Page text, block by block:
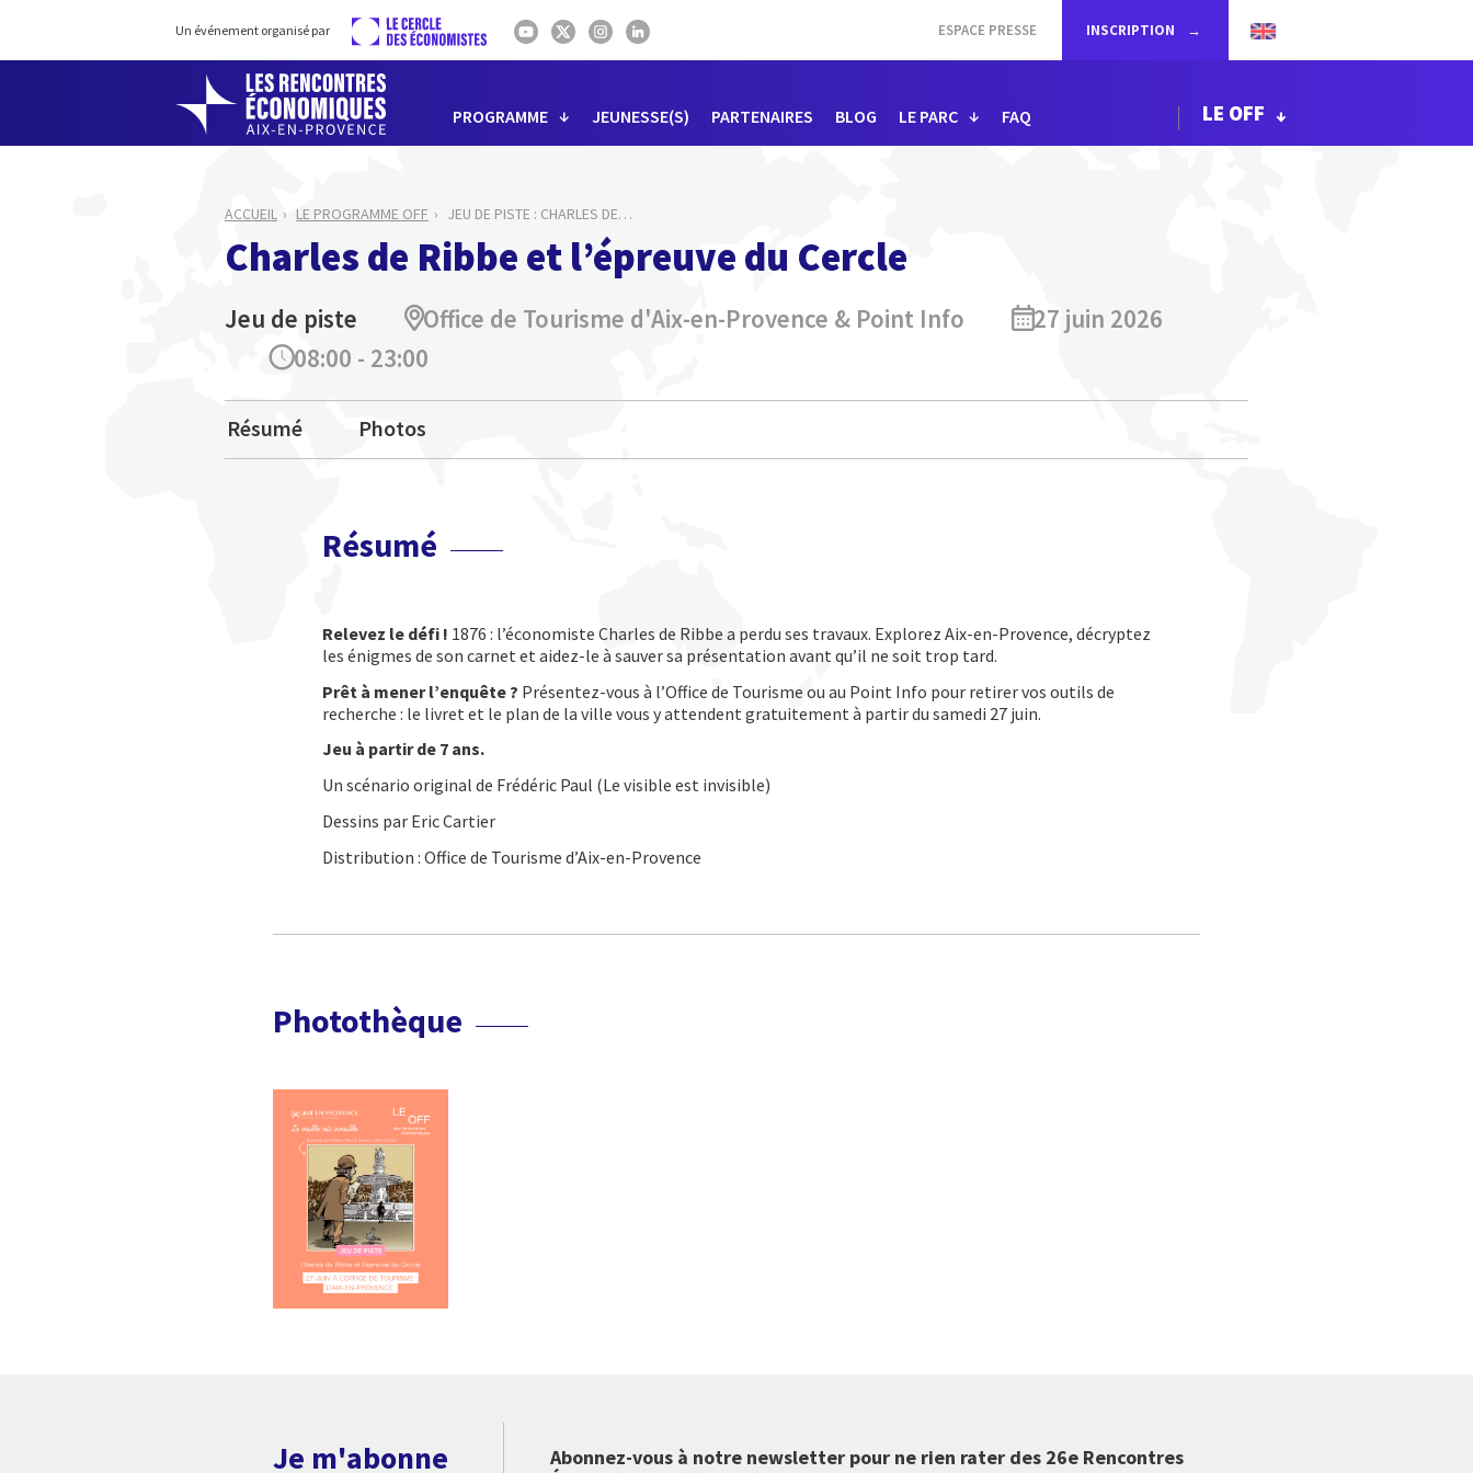
Un événement organisé par ESPACE PRESSE INSCRIPTION
PROGRAMME JEUNESSE(S) PARTENAIRES BLOG LE PARC FAQ LE OFF
ACCUEIL LE PROGRAMME OFF JEU DE PISTE : CHARLES DE…
Charles de Ribbe et l’épreuve du Cercle
Jeu de piste Office de Tourisme d'Aix-en-Provence & Point Info
27 juin 2026
08:00 - 23:00
Résumé Photos
Résumé
Relevez le défi ! 1876 : l’économiste Charles de Ribbe a perdu ses travaux. Explorez Aix-en-Provence, décryptez
les énigmes de son carnet et aidez-le à sauver sa présentation avant qu’il ne soit trop tard.
Prêt à mener l’enquête ? Présentez-vous à l’Office de Tourisme ou au Point Info pour retirer vos outils de
recherche : le livret et le plan de la ville vous y attendent gratuitement à partir du samedi 27 juin.
Jeu à partir de 7 ans.
Un scénario original de Frédéric Paul (Le visible est invisible)
Dessins par Eric Cartier
Distribution : Office de Tourisme d’Aix-en-Provence
Photothèque
Je m'abonne
Abonnez-vous à notre newsletter pour ne rien rater des 26e Rencontres